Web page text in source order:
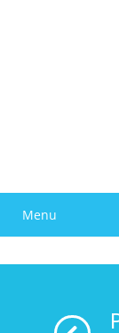
Menu